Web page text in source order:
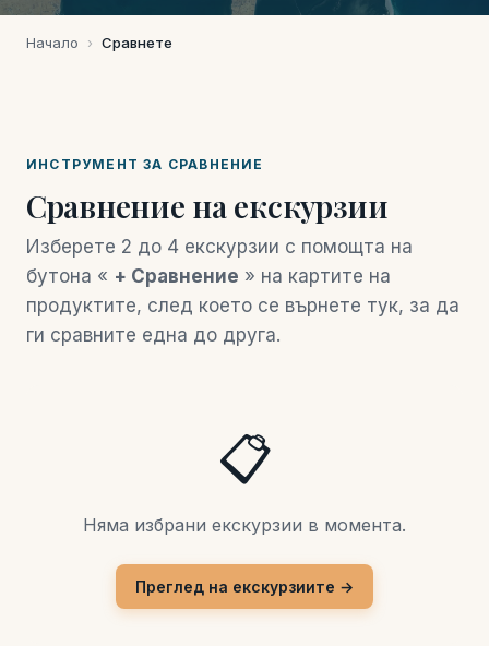
Начало › Сравнете
ИНСТРУМЕНТ ЗА СРАВНЕНИЕ
Сравнение на екскурзии
Изберете 2 до 4 екскурзии с помощта на
бутона « + Сравнение » на картите на
продуктите, след което се върнете тук, за да
ги сравните една до друга.
📋
Няма избрани екскурзии в момента.
Преглед на екскурзиите →